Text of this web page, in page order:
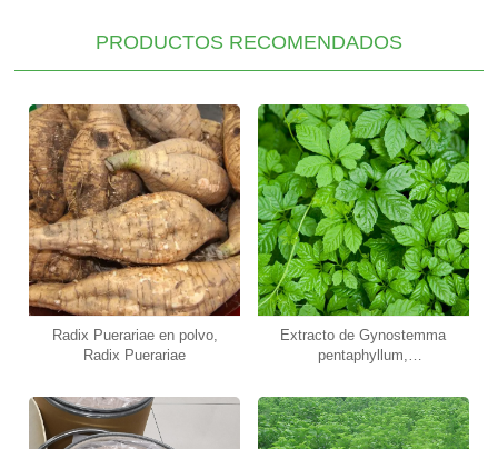
PRODUCTOS RECOMENDADOS
Radix Puerariae en polvo,
Radix Puerariae
Extracto de Gynostemma
pentaphyllum,